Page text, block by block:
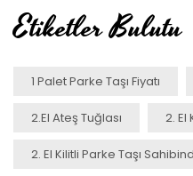
Etiketler Bulutu
1 Palet Parke Taşı Fiyatı
2.el Ateş Tuğlası 2. El
2. El Kilitli Parke Taşı